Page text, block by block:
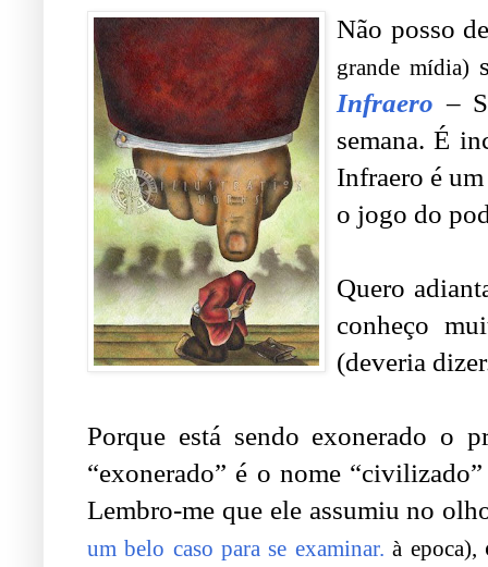
Não posso
grande mídia)
Infraero –
semana. É
Infraero é
o jogo do
Quero
conheço
(deveria
Porque está sendo exonerado o
“exonerado” é o nome
Lembro-me que ele assumiu no
um belo caso para se examinar. à epoca),